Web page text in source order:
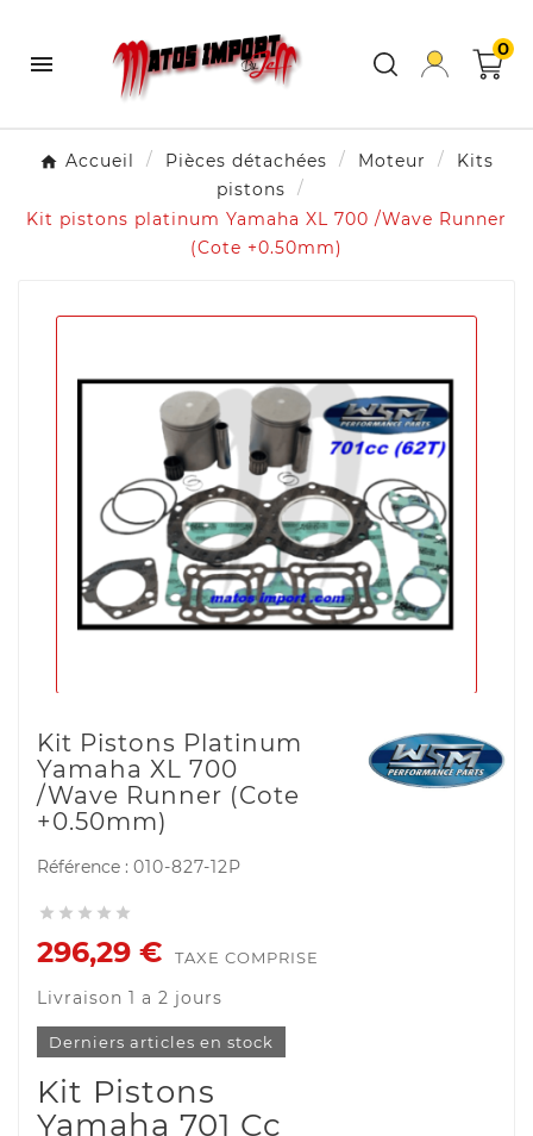

0
Accueil Pièces détachées Moteur
Kits
pistons
Kit pistons platinum Yamaha XL 700 /Wave Runner
(Cote +0.50mm)
Kit Pistons Platinum
Yamaha XL 700
/Wave Runner (Cote
+0.50mm)
Référence : 010-827-12P
    
296,29 € TAXE COMPRISE
Livraison 1 a 2 jours
Derniers articles en stock
Kit Pistons
Yamaha 701 Cc